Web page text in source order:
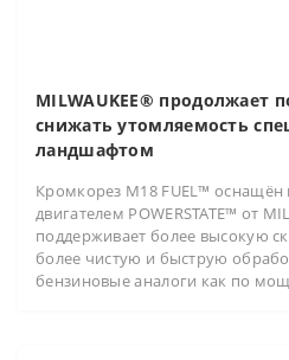
MILWAUKEE®
снижать утомляемость
ландшафтом
Кромкорез M18 FUEL™
двигателем POWERSTATE™ от
поддерживает более высокую
более чистую и быструю
бензиновые аналоги как по